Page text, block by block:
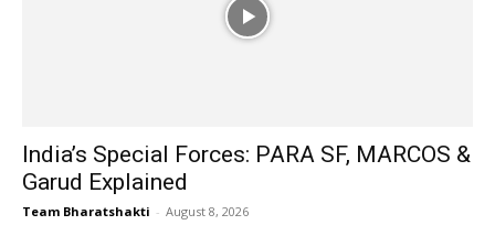
India’s Special Forces: PARA SF, MARCOS &
Garud Explained
Team Bharatshakti - August 8, 2026